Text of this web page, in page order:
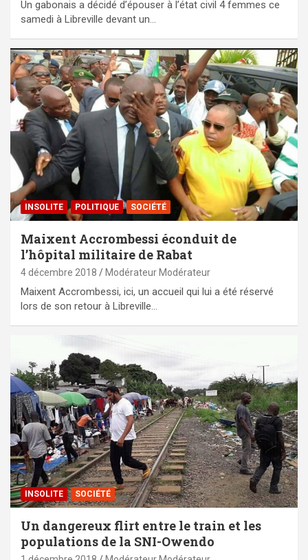
Un gabonais a décidé d’épouser à l’état civil 4 femmes ce
samedi à Libreville devant un…
INSOLITE POLITIQUE SOCIÉTÉ
Maixent Accrombessi éconduit de
l’hôpital militaire de Rabat
4 décembre 2018 Modérateur Modérateur
Maixent Accrombessi, ici, un accueil qui lui a été réservé
lors de son retour à Libreville…
INSOLITE SOCIÉTÉ
Un dangereux flirt entre le train et les
populations de la SNI-Owendo